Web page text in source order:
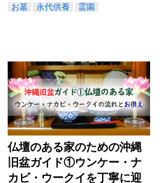
お墓 永代供養 霊園
仏壇のある家のための沖縄
旧盆ガイド①ウンケー・ナ
カビ・ウークイを丁寧に迎